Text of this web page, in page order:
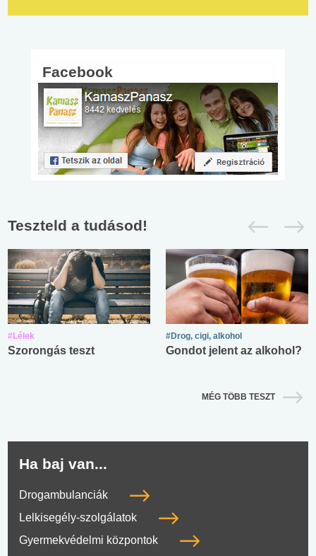
Facebook
Teszteld a tudásod!
#Lélek
Szorongás teszt
#Drog, cigi, alkohol
Gondot jelent az alkohol?
MÉG TÖBB TESZT
Ha baj van...
Drogambulanciák
Lelkisegély-szolgálatok
Gyermekvédelmi központok